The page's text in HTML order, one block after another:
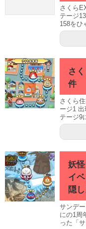
さくら
テージ
158をひ
さ
件
さくら
ージ1
テージ9
妖
イ
隠
サンデ
にの1周
った「